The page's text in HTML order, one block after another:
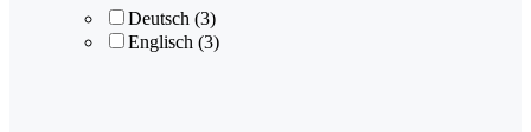
Deutsch (3)
Englisch (3)